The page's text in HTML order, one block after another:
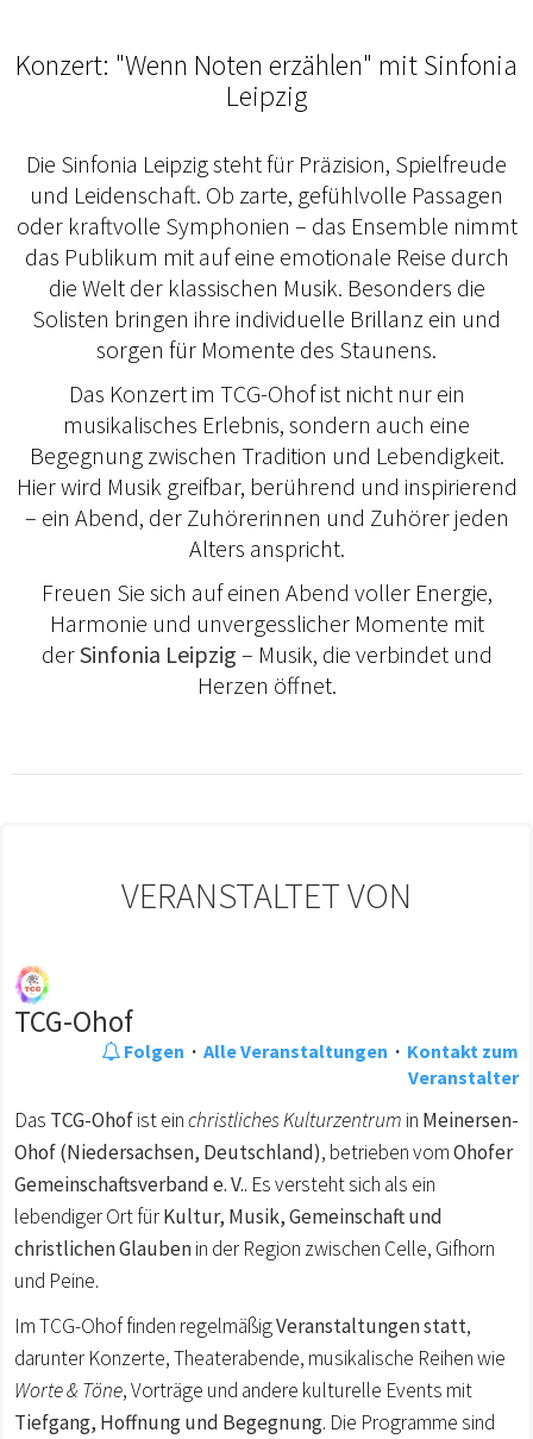
Konzert: "Wenn Noten erzählen" mit Sinfonia
Leipzig
Die Sinfonia Leipzig steht für Präzision, Spielfreude
und Leidenschaft. Ob zarte, gefühlvolle Passagen
oder kraftvolle Symphonien – das Ensemble nimmt
das Publikum mit auf eine emotionale Reise durch
die Welt der klassischen Musik. Besonders die
Solisten bringen ihre individuelle Brillanz ein und
sorgen für Momente des Staunens.
Das Konzert im TCG-Ohof ist nicht nur ein
musikalisches Erlebnis, sondern auch eine
Begegnung zwischen Tradition und Lebendigkeit.
Hier wird Musik greifbar, berührend und inspirierend
– ein Abend, der Zuhörerinnen und Zuhörer jeden
Alters anspricht.
Freuen Sie sich auf einen Abend voller Energie,
Harmonie und unvergesslicher Momente mit
derSinfonia Leipzig – Musik, die verbindet und
Herzen öffnet.
VERANSTALTET VON
TCG-Ohof
Folgen · Alle Veranstaltungen · Kontakt zum
Veranstalter
Das TCG-Ohofist einchristliches Kulturzentrum in Meinersen-
Ohof (Niedersachsen, Deutschland), betrieben vomOhofer
Gemeinschaftsverband e. V.. Es versteht sich als ein
lebendiger Ort fürKultur, Musik, Gemeinschaft und
christlichen Glaubenin der Region zwischen Celle, Gifhorn
und Peine.
Im TCG-Ohof finden regelmäßigVeranstaltungen statt,
darunter Konzerte, Theaterabende, musikalische Reihen wie
Worte & Töne, Vorträge und andere kulturelle Events mit
Tiefgang, Hoffnung und Begegnung. Die Programme sind